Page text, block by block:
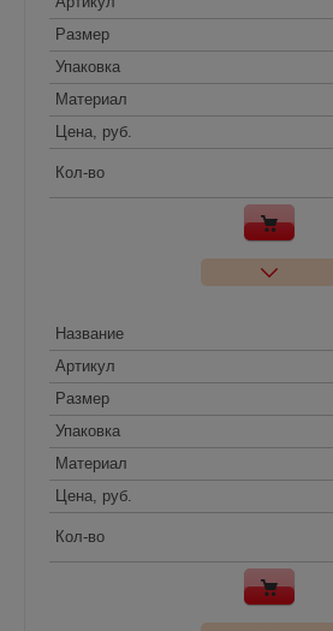
Размер
Упаковка
Материал
Цена, руб.
Кол-во
Название
Артикул
Размер
Упаковка
Материал
Цена, руб.
Кол-во